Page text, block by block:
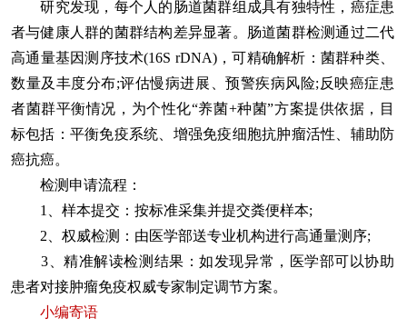
研究发现，每个人的肠道菌群组成具有独特性，癌症患
者与健康人群的菌群结构差异显著。肠道菌群检测通过二代
高通量基因测序技术(16S rDNA)，可精确解析：菌群种类、
数量及丰度分布;评估慢病进展、预警疾病风险;反映癌症患
者菌群平衡情况，为个性化“养菌+种菌”方案提供依据，目
标包括：平衡免疫系统、增强免疫细胞抗肿瘤活性、辅助防
癌抗癌。
检测申请流程：
1、样本提交：按标准采集并提交粪便样本;
2、权威检测：由医学部送专业机构进行高通量测序;
3、精准解读检测结果：如发现异常，医学部可以协助
患者对接肿瘤免疫权威专家制定调节方案。
小编寄语